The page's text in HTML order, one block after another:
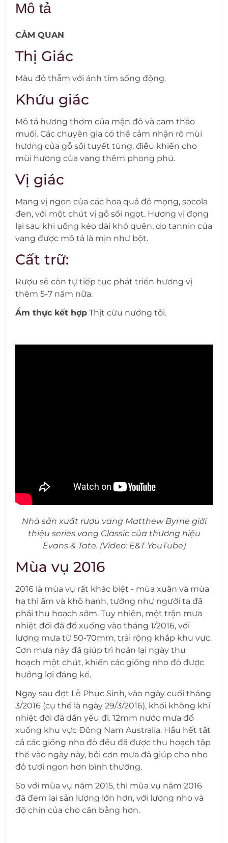
Mô tả
CẢM QUAN
Thị Giác
Màu đỏ thẫm với ánh tím sống động.
Khứu giác
Mô tả hương thơm của mận đỏ và cam thảo
muối. Các chuyên gia có thể cảm nhận rõ mùi
hương của gỗ sồi tuyết tùng, điều khiến cho
mùi hương của vang thêm phong phú.
Vị giác
Mang vị ngon của các hoa quả đỏ mọng, socola
đen, với một chút vị gỗ sồi ngọt. Hương vị đọng
lại sau khi uống kéo dài khó quên, do tannin của
vang được mô tả là mịn như bột.
Cất trữ:
Rượu sẽ còn tự tiếp tục phát triển hương vị
thêm 5-7 năm nữa.
Ẩm thực kết hợp Thịt cừu nướng tỏi.
Nhà sản xuất rượu vang Matthew Byrne giới
thiệu series vang Classic của thương hiệu
Evans & Tate. (Video: E&T YouTube)
Mùa vụ 2016
2016 là mùa vụ rất khác biệt - mùa xuân và mùa
hạ thì ấm và khô hanh, tưởng như người ta đã
phải thu hoạch sớm. Tuy nhiên, một trận mưa
nhiệt đới đã đổ xuống vào tháng 1/2016, với
lượng mưa từ 50-70mm, trải rộng khắp khu vực.
Cơn mưa này đã giúp trì hoãn lại ngày thu
hoạch một chút, khiến các giống nho đỏ được
hưởng lợi đáng kể.
Ngay sau đợt Lễ Phục Sinh, vào ngày cuối tháng
3/2016 (cụ thể là ngày 29/3/2016), khối không khí
nhiệt đới đã dần yếu đi. 12mm nước mưa đổ
xuống khu vực Đông Nam Australia. Hầu hết tất
cả các giống nho đỏ đều đã được thu hoạch tập
thể vào ngày này, bởi cơn mưa đã giúp cho nho
đỏ tươi ngon hơn bình thường.
So với mùa vụ năm 2015, thì mùa vụ năm 2016
đã đem lại sản lượng lớn hơn, với lượng nho và
độ chín của cho cân bằng hơn.